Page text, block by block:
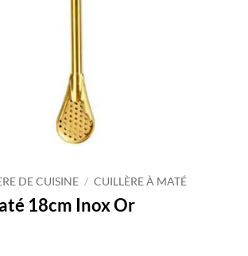
DE CUISINE / CUILLÈRE À MATÉ
18cm Inox Or